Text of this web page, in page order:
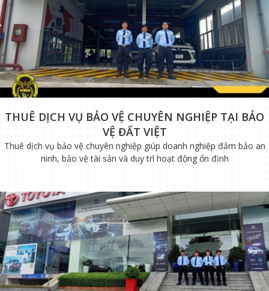
THUÊ DỊCH VỤ BẢO VỆ CHUYÊN NGHIỆP TẠI BẢO
VỆ ĐẤT VIỆT
Thuê dịch vụ bảo vệ chuyên nghiệp giúp doanh nghiệp đảm bảo an
ninh, bảo vệ tài sản và duy trì hoạt động ổn định